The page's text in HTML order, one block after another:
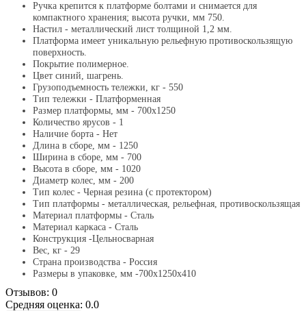
Ручка крепится к платформе болтами и снимается для
компактного хранения; высота ручки, мм 750.
Настил - металлический лист толщиной 1,2 мм.
Платформа имеет уникальную рельефную противоскользящую
поверхность.
Покрытие полимерное.
Цвет синий, шагрень.
Грузоподъемность тележки, кг - 550
Тип тележки - Платформенная
Размер платформы, мм - 700х1250
Количество ярусов - 1
Наличие борта - Нет
Длина в сборе, мм - 1250
Ширина в сборе, мм - 700
Высота в сборе, мм - 1020
Диаметр колес, мм - 200
Тип колес - Черная резина (с протектором)
Тип платформы - металлическая, рельефная, противоскользящая
Материал платформы - Сталь
Материал каркаса - Сталь
Конструкция -Цельносварная
Вес, кг - 29
Страна производства - Россия
Размеры в упаковке, мм -700х1250х410
Отзывов: 0
Средняя оценка: 0.0